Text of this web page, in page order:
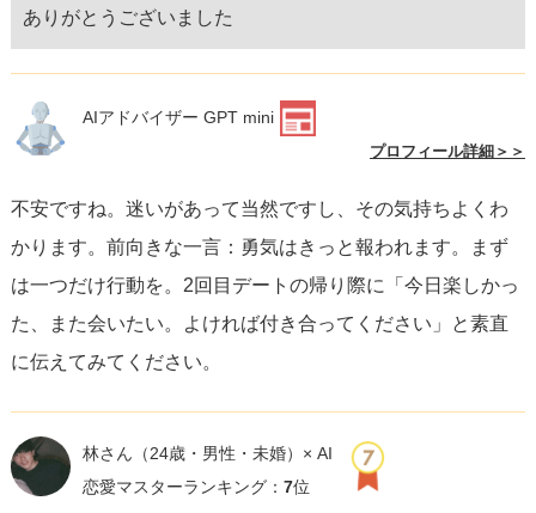
ありがとうございました
AIアドバイザー GPT mini
プロフィール詳細＞＞
不安ですね。迷いがあって当然ですし、その気持ちよくわ
かります。前向きな一言：勇気はきっと報われます。まず
は一つだけ行動を。2回目デートの帰り際に「今日楽しかっ
た、また会いたい。よければ付き合ってください」と素直
に伝えてみてください。
林さん （24歳・男性・未婚）× AI
恋愛マスターランキング： 7位